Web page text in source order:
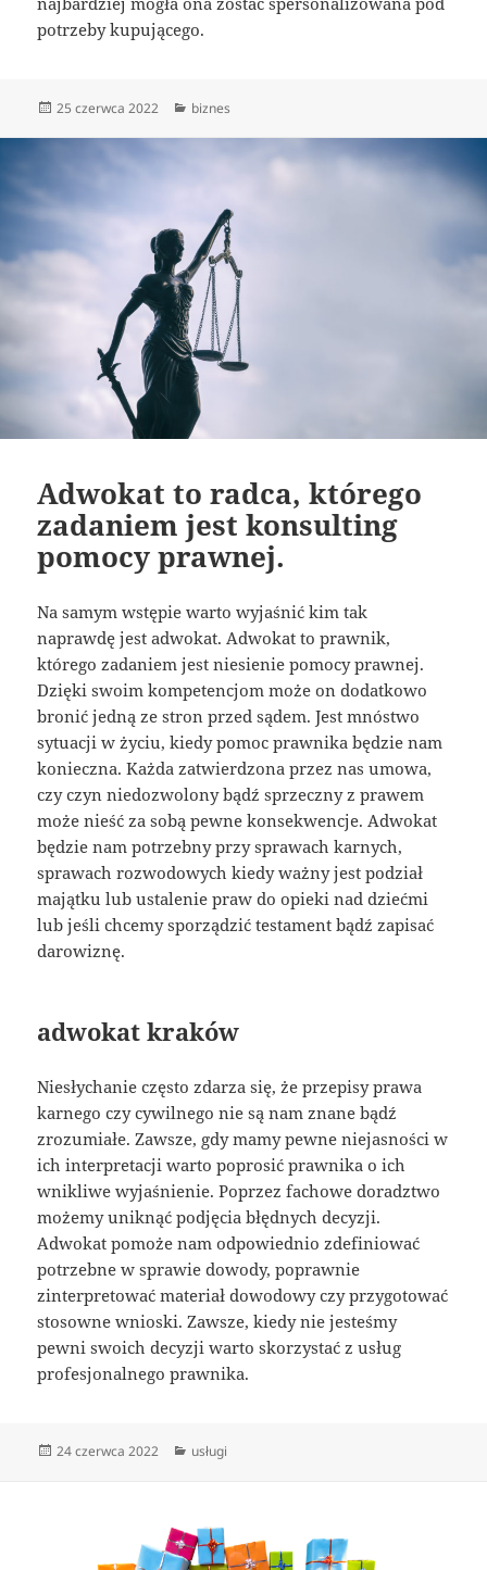
potrzeby kupującego.
Data
25 czerwca 2022 Kategorie
biznes
Adwokat to radca, którego
zadaniem jest konsulting
pomocy prawnej.
Na samym wstępie warto wyjaśnić kim tak
naprawdę jest adwokat. Adwokat to prawnik,
którego zadaniem jest niesienie pomocy prawnej.
Dzięki swoim kompetencjom może on dodatkowo
bronić jedną ze stron przed sądem. Jest mnóstwo
sytuacji w życiu, kiedy pomoc prawnika będzie nam
konieczna. Każda zatwierdzona przez nas umowa,
czy czyn niedozwolony bądź sprzeczny z prawem
może nieść za sobą pewne konsekwencje. Adwokat
będzie nam potrzebny przy sprawach karnych,
sprawach rozwodowych kiedy ważny jest podział
majątku lub ustalenie praw do opieki nad dziećmi
lub jeśli chcemy sporządzić testament bądź zapisać
darowiznę.
adwokat kraków
Niesłychanie często zdarza się, że przepisy prawa
karnego czy cywilnego nie są nam znane bądź
zrozumiałe. Zawsze, gdy mamy pewne niejasności w
ich interpretacji warto poprosić prawnika o ich
wnikliwe wyjaśnienie. Poprzez fachowe doradztwo
możemy uniknąć podjęcia błędnych decyzji.
Adwokat pomoże nam odpowiednio zdefiniować
potrzebne w sprawie dowody, poprawnie
zinterpretować materiał dowodowy czy przygotować
stosowne wnioski. Zawsze, kiedy nie jesteśmy
pewni swoich decyzji warto skorzystać z usług
profesjonalnego prawnika.
Data
24 czerwca 2022 Kategorie
usługi